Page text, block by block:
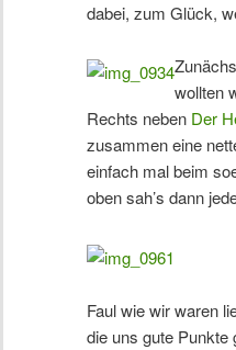
dabei, zum Glück,
wollten
Rechts neben Der
zusammen eine
einfach mal beim
oben sah’s dann
Faul wie wir waren
die uns gute Punkte